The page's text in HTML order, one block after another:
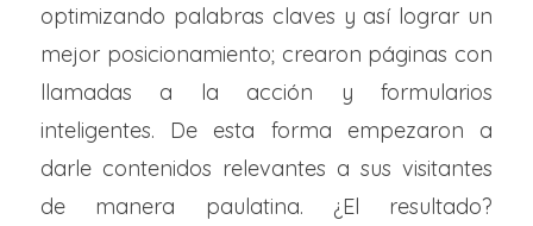
optimizando palabras claves y así lograr un
mejor posicionamiento; crearon páginas con
llamadas a la acción y formularios
inteligentes. De esta forma empezaron a
darle contenidos relevantes a sus visitantes
de manera paulatina. ¿El resultado?